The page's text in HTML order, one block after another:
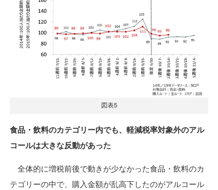
図表5
食品・飲料のカテゴリー内でも、軽減税率対象外のアル
コールは大きな反動があった
全体的に増税前後で動きが少なかった食品・飲料のカ
テゴリーの中で、購入金額が乱高下したのがアルコール